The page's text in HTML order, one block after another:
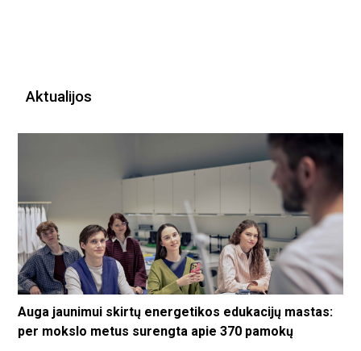
Aktualijos
Auga jaunimui skirtų energetikos edukacijų mastas:
per mokslo metus surengta apie 370 pamokų